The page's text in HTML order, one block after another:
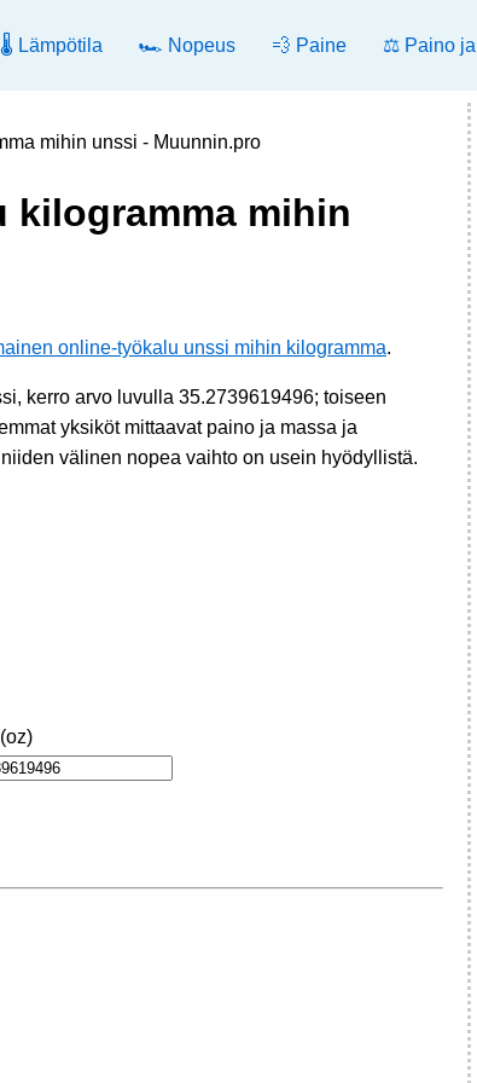
🌡️ Lämpötila 🏎️ Nopeus 💨 Paine ⚖️ Paino ja
mihin unssi - Muunnin.pro
kilogramma mihin
online-työkalu unssi mihin kilogramma.
kerro arvo luvulla 35.2739619496; toiseen
yksiköt mittaavat paino ja massa ja
välinen nopea vaihto on usein hyödyllistä.